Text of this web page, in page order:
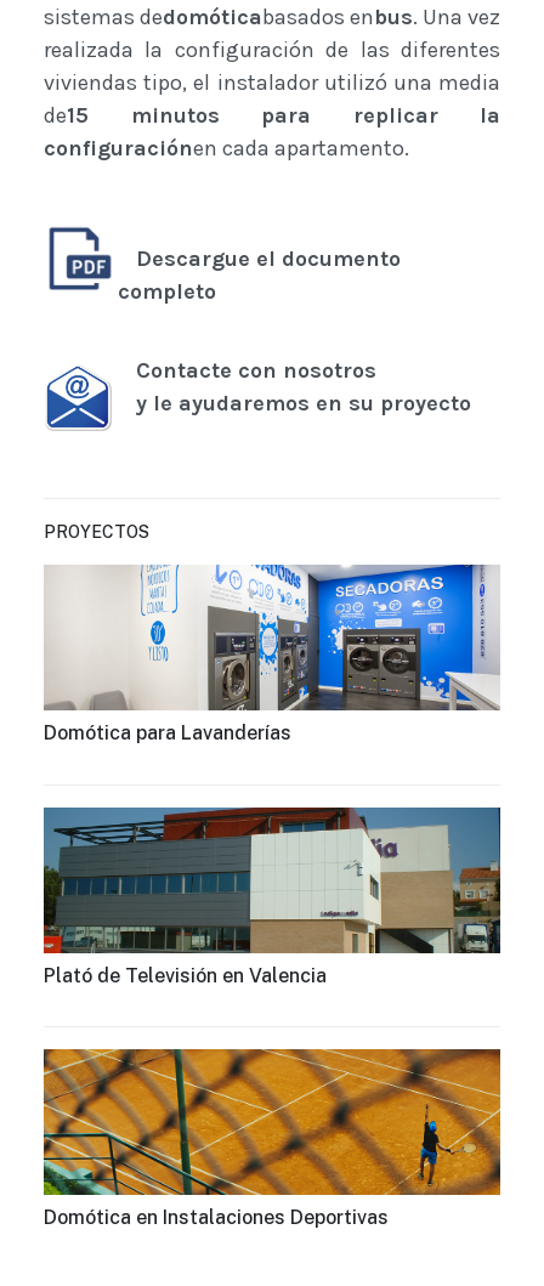
PROYECTOS
Domótica para Lavanderías
Plató de Televisión en Valencia
Domótica en Instalaciones Deportivas
sistemas dedomóticabasados enbus. Una vez
realizada la configuración de las diferentes
viviendas tipo, el instalador utilizó una media
de15 minutos para replicar la
configuraciónen cada apartamento.
Descargue el documento
completo
Contacte con nosotros
y le ayudaremos en su proyecto